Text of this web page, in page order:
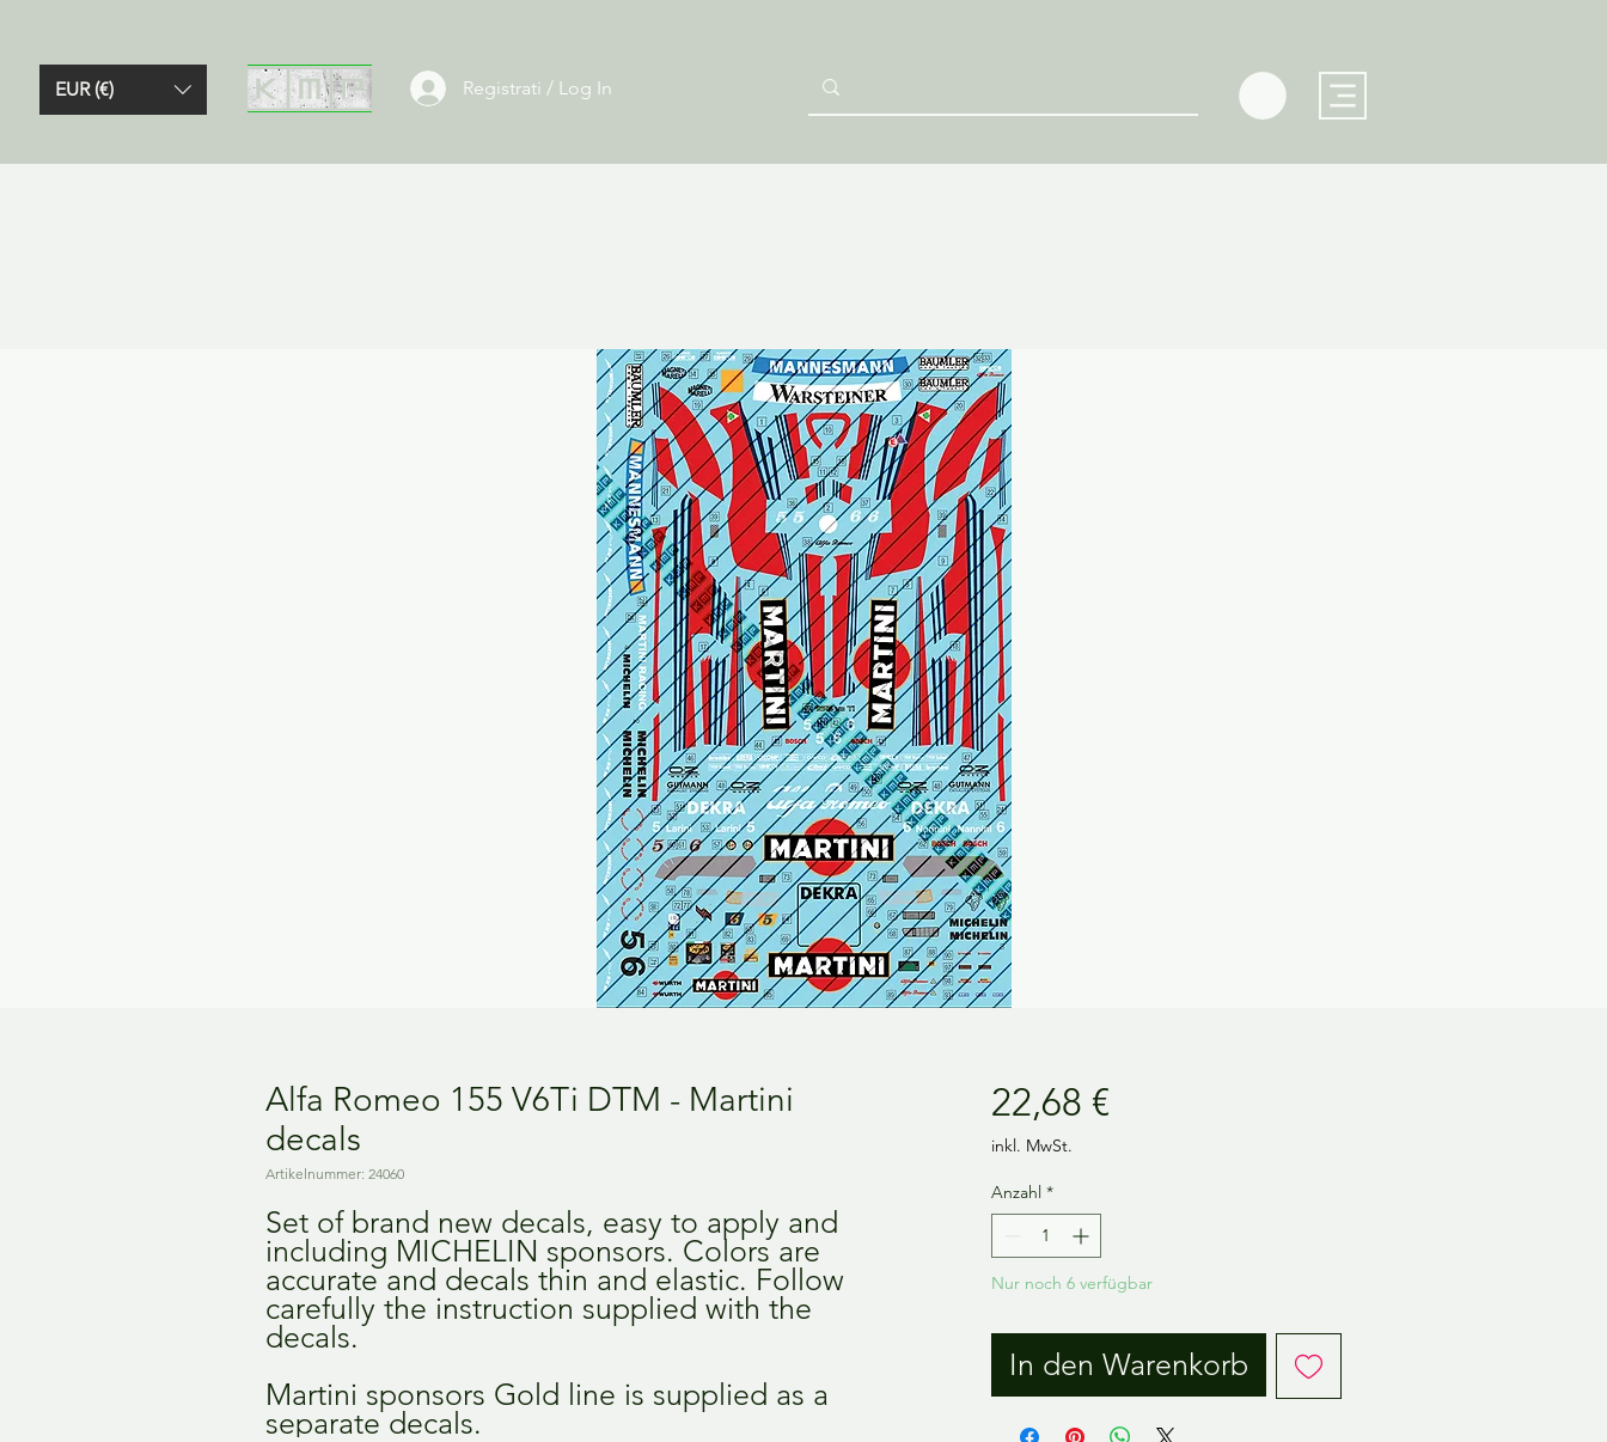
EUR (€) Registrati / Log In
Alfa Romeo 155 V6Ti DTM - Martini
decals
Artikelnummer: 24060
Set of brand new decals, easy to apply and
including MICHELIN sponsors. Colors are
accurate and decals thin and elastic. Follow
carefully the instruction supplied with the
decals.
Martini sponsors Gold line is supplied as a
separate decals.
22,68 €Preis
inkl. MwSt.
Anzahl *
Nur noch 6 verfügbar
In den Warenkorb